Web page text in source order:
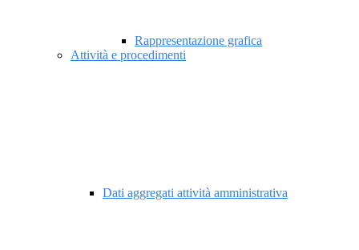
Rappresentazione grafica
Attività e procedimenti
Dati aggregati attività amministrativa